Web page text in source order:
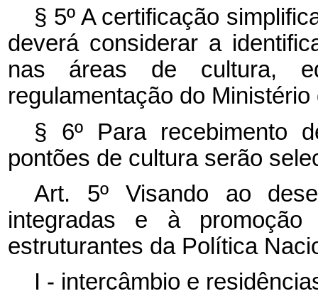
§ 5º A certificação
deverá considerar a
nas áreas de cultura,
regulamentação do Ministério
§ 6º Para recebimento
pontões de cultura serão
Art. 5º Visando ao
integradas e à promoção
estruturantes da Política
I - intercâmbio e